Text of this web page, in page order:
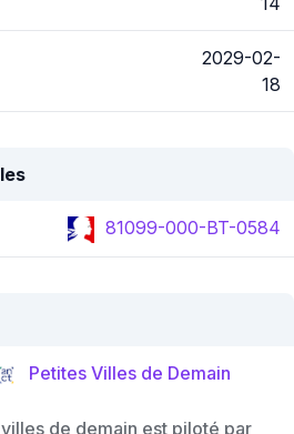
2029-02-
18
81099-000-BT-0584
Petites Villes de Demain
de demain est piloté par